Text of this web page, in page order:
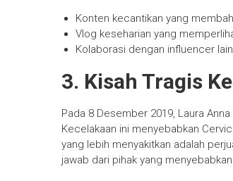
Konten kecantikan yang
Vlog keseharian yang
Kolaborasi dengan influencer
3. Kisah Tragis
Pada 8 Desember 2019, Laura
Kecelakaan ini menyebabkan
yang lebih menyakitkan adalah
jawab dari pihak yang